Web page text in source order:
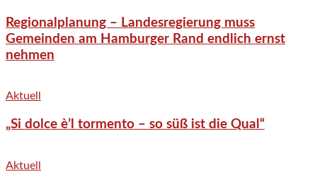
Regionalplanung – Landesregierung muss
Gemeinden am Hamburger Rand endlich ernst
nehmen
Aktuell
„Si dolce è’l tormento – so süß ist die Qual“
Aktuell